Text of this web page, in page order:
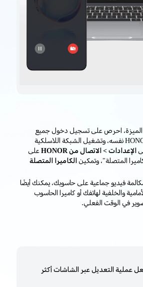
احرص على تسجيل دخول جميع
الأجهزة بحساب HONOR نفسه، وتشغيل الشبكة اللاسلكية
الإعدادات > الاتصال من HONOR
على
المتصلة"، وتمكينالكاميرا المتصلة
فيديو جماعية على حاسوبك، يمكنك أيضًا
والخلفية لهاتفك أو كاميرا الحاسوب
في الوقت الفعلي.
عملية التعديل عبر الشاشات أكثر